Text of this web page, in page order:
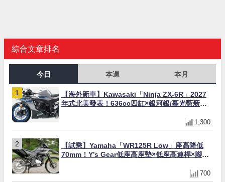
綜合文章排名
今日 本週 本月
【海外新車】Kawasaki「Ninja ZX-6R」2027
年式北美發表！636cc四缸×銀河銀/暮光藍新色
1,300
【試乘】Yamaha「WR125R Low」座高降低
70mm！Y’s Gear低座高座墊×低座高連桿×腳踏
700